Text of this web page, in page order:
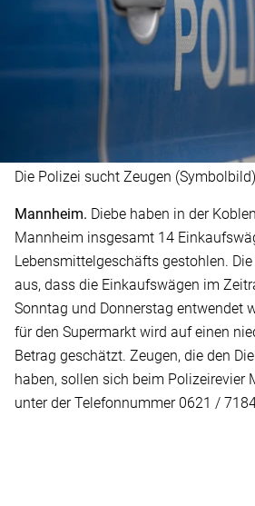
Die Polizei sucht Zeugen
Mannheim. Diebe haben in der
Mannheim insgesamt 14
Lebensmittelgeschäfts gestohlen.
aus, dass die Einkaufswägen im
Sonntag und Donnerstag entwendet
für den Supermarkt wird auf einen
Betrag geschätzt. Zeugen, die den
haben, sollen sich beim Polizeirevier
unter der Telefonnummer 0621 /